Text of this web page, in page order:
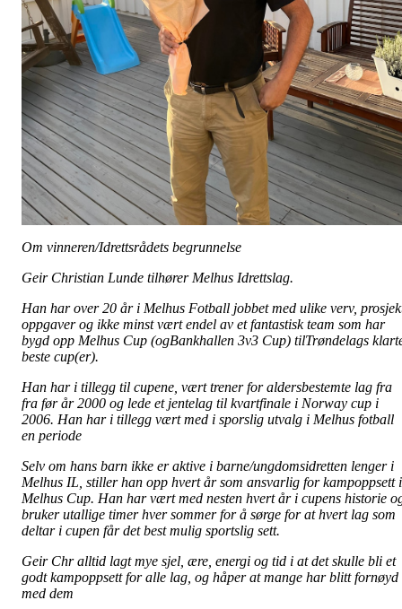
Om vinneren/Idrettsrådets begrunnelse
Geir Christian Lunde tilhører Melhus Idrettslag.
Han har over 20 år i Melhus Fotball jobbet med ulike verv,
oppgaver og ikke minst vært endel av et fantastisk team som har
bygd opp Melhus Cup (ogBankhallen 3v3 Cup) tilTrøndelags
beste cup(er).
Han har i tillegg til cupene, vært trener for aldersbestemte lag fra
fra før år 2000 og lede et jentelag til kvartfinale i Norway cup i
2006. Han har i tillegg vært med i sporslig utvalg i Melhus fotball
en periode
Selv om hans barn ikke er aktive i barne/ungdomsidretten lenger i
Melhus IL, stiller han opp hvert år som ansvarlig for kampoppsett i
Melhus Cup. Han har vært med nesten hvert år i cupens historie
bruker utallige timer hver sommer for å sørge for at hvert lag som
deltar i cupen får det best mulig sportslig sett.
Geir Chr alltid lagt mye sjel, ære, energi og tid i at det skulle bli et
godt kampoppsett for alle lag, og håper at mange har blitt fornøyd
med dem